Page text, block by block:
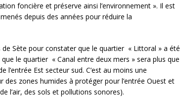
foncière et préserve ainsi l’environnement ». Il est
depuis des années pour réduire la
Sète pour constater que le quartier « Littoral » a été
le quartier « Canal entre deux mers » sera plus que
Est secteur sud. C’est au moins une
des zones humides à protéger pour l’entrée Ouest et
l’air, des sols et pollutions sonores).